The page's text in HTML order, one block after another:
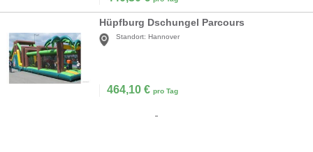
Hüpfburg Dschungel Parcours
Standort: Hannover
464,10 € pro Tag